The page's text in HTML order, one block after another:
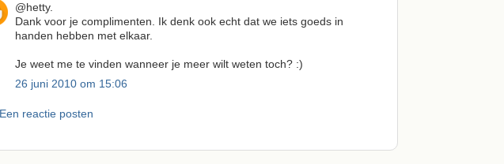
@hetty.
Dank voor je complimenten. Ik denk ook echt dat we iets goeds in
handen hebben met elkaar.
Je weet me te vinden wanneer je meer wilt weten toch? :)
26 juni 2010 om 15:06
Een reactie posten